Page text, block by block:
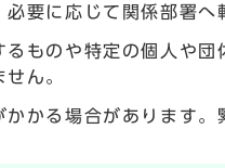
要に応じて関係部署
ものや特定の個人や
ん。
かる場合があります